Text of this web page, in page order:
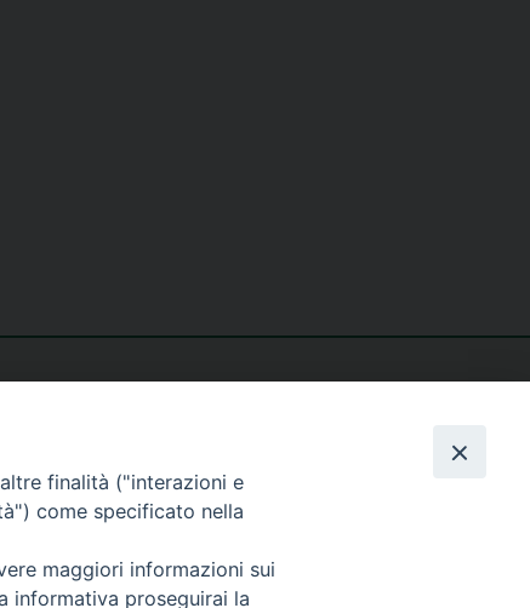
finalità ("interazioni e
come specificato nella
maggiori informazioni sui
informativa proseguirai la